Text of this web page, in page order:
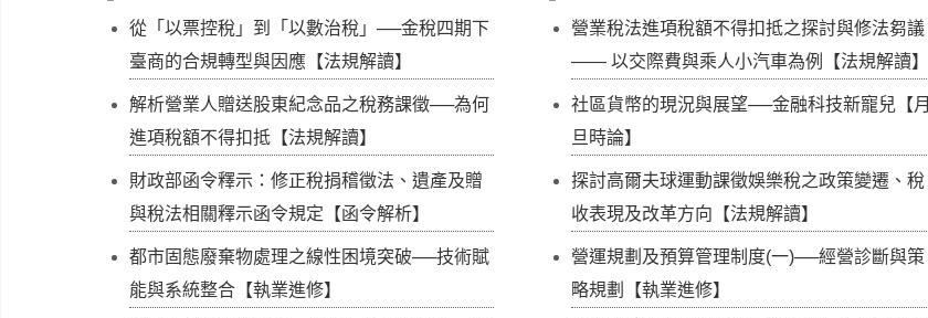
從「以票控稅」到「以數治稅」──金稅四期下
臺商的合規轉型與因應【法規解讀】
解析營業人贈送股東紀念品之稅務課徵──為何
進項稅額不得扣抵【法規解讀】
財政部函令釋示：修正稅捐稽徵法、遺產及贈
與稅法相關釋示函令規定【函令解析】
都市固態廢棄物處理之線性困境突破──技術賦
能與系統整合【執業進修】
營業稅法進項稅額不得扣抵之探討與修法芻議
—— 以交際費與乘人小汽車為例【法規解讀】
社區貨幣的現況與展望──金融科技新寵兒【月
旦時論】
探討高爾夫球運動課徵娛樂稅之政策變遷、稅
收表現及改革方向【法規解讀】
營運規劃及預算管理制度(一)──經營診斷與策
略規劃【執業進修】